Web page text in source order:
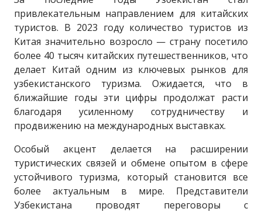
привлекательным направлением для китайских
туристов. В 2023 году количество туристов из
Китая значительно возросло — страну посетило
более 40 тысяч китайских путешественников, что
делает Китай одним из ключевых рынков для
узбекистанского туризма. Ожидается, что в
ближайшие годы эти цифры продолжат расти
благодаря усиленному сотрудничеству и
продвижению на международных выставках.
Особый акцент делается на расширении
туристических связей и обмене опытом в сфере
устойчивого туризма, который становится все
более актуальным в мире. Представители
Узбекистана проводят переговоры с